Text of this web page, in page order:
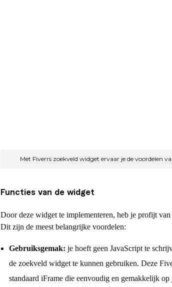
r
r
z
o
Met Fiverrs zoekveld widget ervaar je de voordelen
Functies van de widget
Door deze widget te implementeren, heb je profijt
Dit zijn de meest belangrijke voordelen:
Gebruiksgemak: je hoeft geen JavaScript te
de zoekveld widget te kunnen gebruiken. Deze
standaard iFrame die eenvoudig en gemakkelijk